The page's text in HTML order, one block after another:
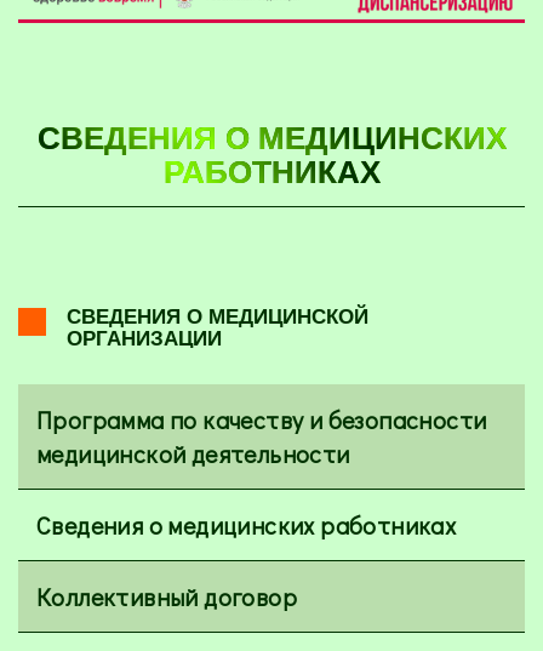
СВЕДЕНИЯ О МЕДИЦИНСКИХ
РАБОТНИКАХ
СВЕДЕНИЯ О МЕДИЦИНСКОЙ
ОРГАНИЗАЦИИ
Программа по качеству и безопасности
медицинской деятельности
Сведения о медицинских работниках
Коллективный договор